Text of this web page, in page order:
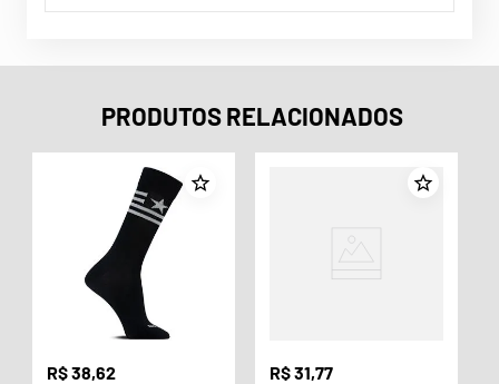
PRODUTOS RELACIONADOS
R$38,62 R$31,77